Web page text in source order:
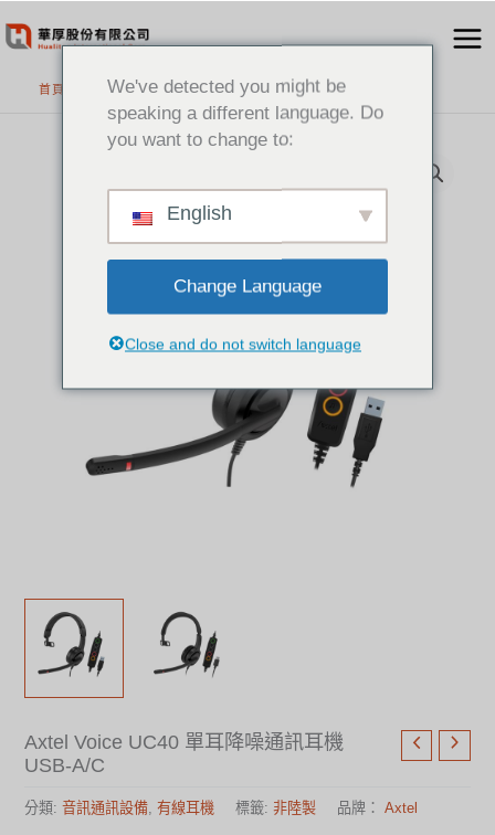
至
首頁 精選產品
Axtel Voice UC40 單耳降噪通訊耳機
USB-A/C
分類:音訊通訊設備 ,有線耳機 標籤:非陸製 品牌：Axtel
We've detected you might be
speaking a different language. Do
you want to change to:
English
Change Language
Close and do not switch language